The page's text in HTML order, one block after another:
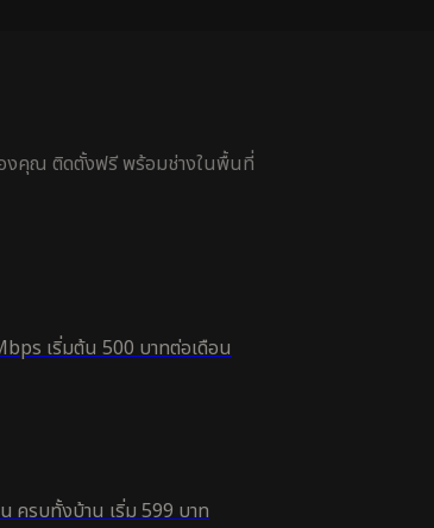
งคุณ ติดตั้งฟรี พร้อมช่างในพื้นที่
เริ่มต้น 500 บาทต่อเดือน
ครบทั้งบ้าน เริ่ม 599 บาท